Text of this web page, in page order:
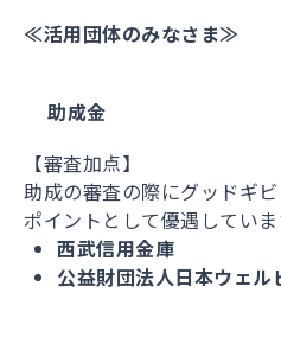
≪活用団体のみなさま≫
助成金
【審査加点】
助成の審査の際にグッドギ
ポイントとして優遇していま
西武信用金庫
公益財団法人日本ウェル